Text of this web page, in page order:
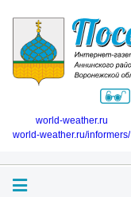
world-weather.ru
world-weather.ru/informers/